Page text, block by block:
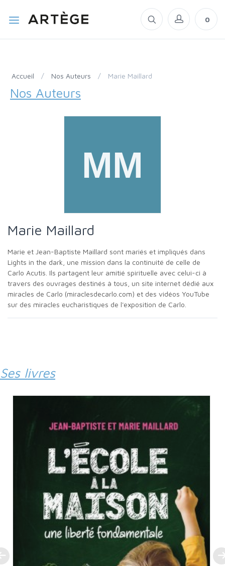
0
Accueil / Nos Auteurs / Marie Maillard
Nos Auteurs
Marie Maillard
Marie et Jean-Baptiste Maillard sont mariés et impliqués dans
Lights in the dark, une mission dans la continuité de celle de
Carlo Acutis. Ils partagent leur amitié spirituelle avec celui-ci à
travers des ouvrages destinés à tous, un site internet dédié aux
miracles de Carlo (miraclesdecarlo.com) et des vidéos YouTube
sur des miracles eucharistiques de l'exposition de Carlo.
Ses livres